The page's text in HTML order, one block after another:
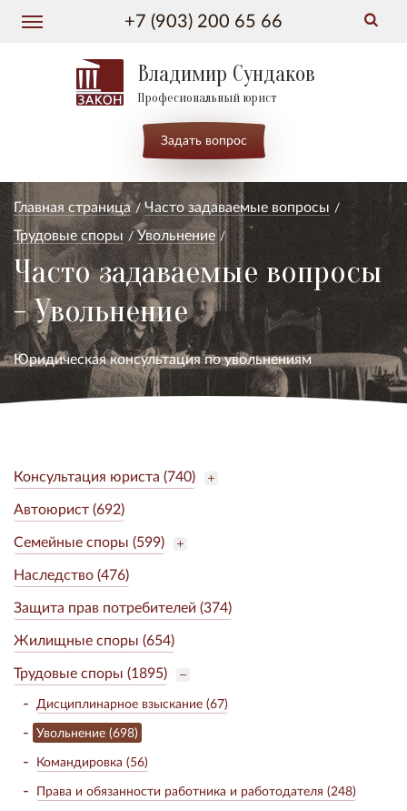
+7 (903) 200 65 66
Владимир Сундаков
Професиональный юрист
Задать вопрос
Главная страница
Часто задаваемые вопросы
Трудовые споры
Увольнение
Часто задаваемые вопросы
- Увольнение
Юридическая консультация по увольнениям
Консультация юриста (740)
Автоюрист (692)
Семейные споры (599)
Наследство (476)
Защита прав потребителей (374)
Жилищные споры (654)
Трудовые споры (1895)
Дисциплинарное взыскание (67)
Увольнение (698)
Командировка (56)
Права и обязанности работника и работодателя (248)